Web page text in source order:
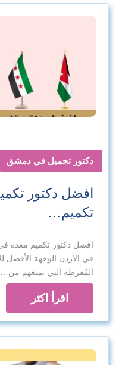
دكتور تجميل في دمشق
افضل دكتور
تكميم…
افضل دكتور تكميم معده
في الاردن الوجهة الأفضل
المُفرطة التي تمنعهم من…
اقرأ اكثر